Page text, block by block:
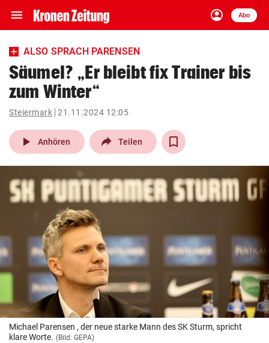
menu Navigation
ein-/ausklappen
account_circle
Anmelden
Abo
close Schließen
account_circle Anmelden
pin_drop
Wien arrow_right
bookmark
Suchbegriff
eingeben
© Krone Multimedia GmbH & Co KG 2026
Muthgasse 2, 1190 Wien
ALSO SPRACH PARENSEN
Säumel? „Er bleibt fix Trainer bis
zum Winter“
Steiermark 21.11.2024 12:05
play_arrow Anhören Teilen
Michael Parensen , der neue starke Mann des SK Sturm, spricht
klare Worte. (Bild: GEPA)